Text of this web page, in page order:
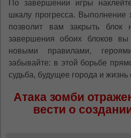
По завершении игры
шкалу прогресса. Выполнение
позволит вам закрыть блок
завершения обоих блоков вы
новыми правилами,
забывайте: в этой борьбе
судьба, будущее города и жизнь
Атака зомби
вести о